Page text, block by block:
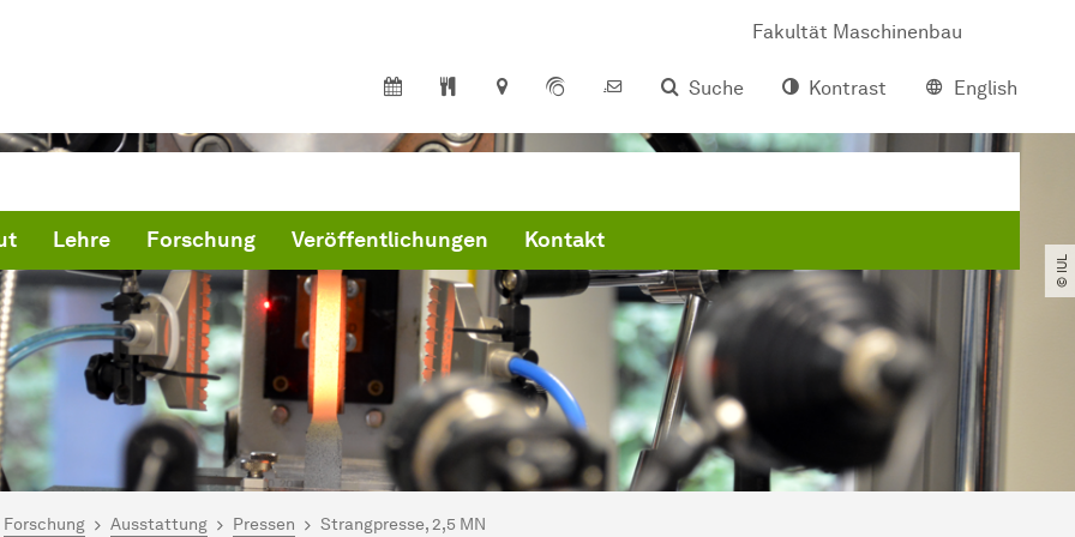
Fakultät Maschinenbau
Suche
Kontrast English
Lehre Forschung Veröffentlichungen Kontakt
© IUL
hier:
Forschung Ausstattung Pressen Strangpresse, 2,5 MN